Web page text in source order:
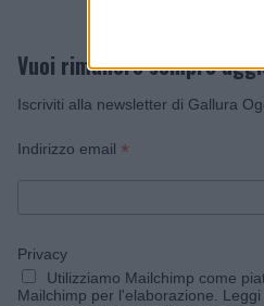
Vuoi rimanere sempre
Iscriviti alla newsletter di Gallura
Indirizzo email *
Privacy
Utilizziamo Mailchimp come
Mailchimp per l'elaborazione.